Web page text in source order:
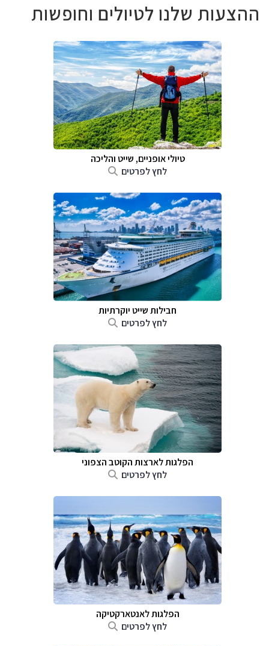
ההצעות שלנו לטיולים וחופשות
טיולי אופניים, שייט והליכה
לחץ לפרטים
חבילות שייט יוקרתיות
לחץ לפרטים
הפלגות לארצות הקוטב הצפוני
לחץ לפרטים
הפלגות לאנטארקטיקה
לחץ לפרטים